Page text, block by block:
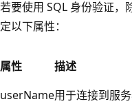
若要使用 SQL 身份验证，
定以下属性：
属性 描述
userName用于连接到服务